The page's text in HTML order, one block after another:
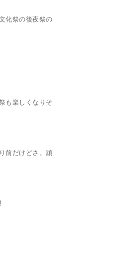
化祭の後夜祭の
も楽しくなりそ
前だけどさ。頑